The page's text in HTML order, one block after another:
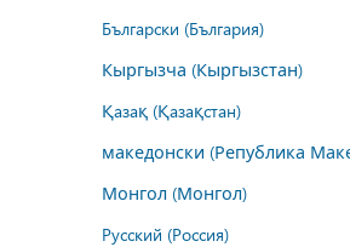
Български (България)
Кыргызча (Кыргызстан)
Қазақ (Қазақстан)
македонски (Република
Монгол (Монгол)
Русский (Россия)